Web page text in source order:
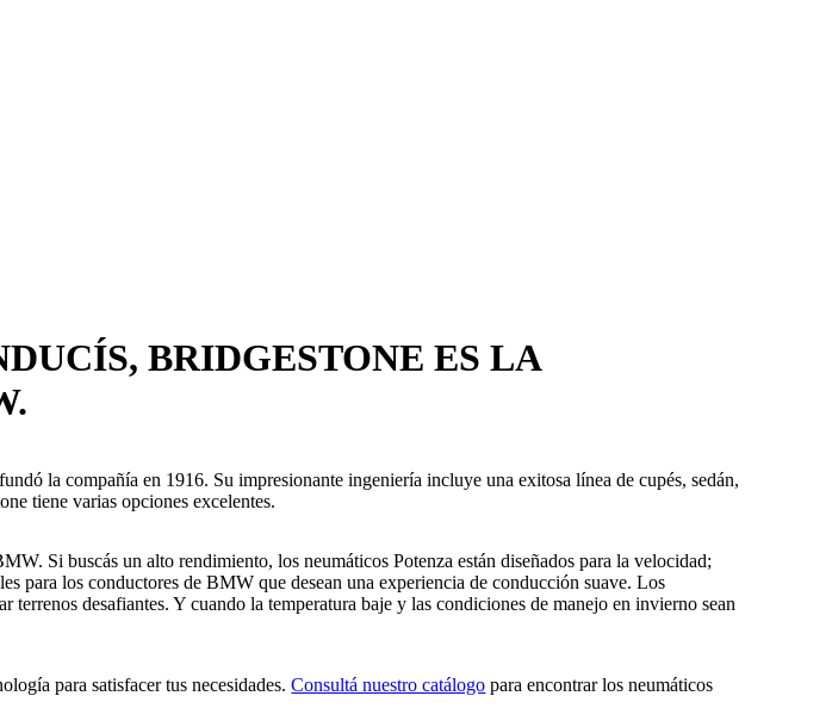
BRIDGESTONE ES LA
la compañía en 1916. Su impresionante ingeniería incluye una exitosa línea de cupés, sedán,
tiene varias opciones excelentes.
Si buscás un alto rendimiento, los neumáticos Potenza están diseñados para la velocidad;
para los conductores de BMW que desean una experiencia de conducción suave. Los
desafiantes. Y cuando la temperatura baje y las condiciones de manejo en invierno sean
para satisfacer tus necesidades.Consultá nuestro catálogo para encontrar los neumáticos